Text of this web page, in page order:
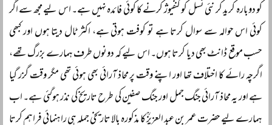
کو دوبارہ کرید کر نئی نسل کو کنفیوژ کرنے کا کوئی فائدہ نہیں ہے۔ اس لیے مجھ سے اگر
کوئی اس حوالہ سے سوال کرتا ہے تو کوفت ہوتی ہے، اکثر ٹال دیتا ہوں اور کبھی
حسب موقع ڈانٹ بھی دیا کرتا ہوں۔ اس لیے کہ دونوں طرف ہمارے بزرگ تھے،
اگرچہ رائے کا اختلاف تھا اور اپنے وقت پر محاذ آرائی بھی ہوئی تھی مگر وقت گزر گیا
ہے اور یہ محاذ آرائی جنگ جمل اور جنگ صفین کی طرح تاریخ کی نذر ہوگئی ہے۔ اب
ہمارے لیے حضرت عمر بن عبد العزیزؒ کا مذکورہ بالا تاریخی جملہ ہی راہنمائی فراہم کرتا